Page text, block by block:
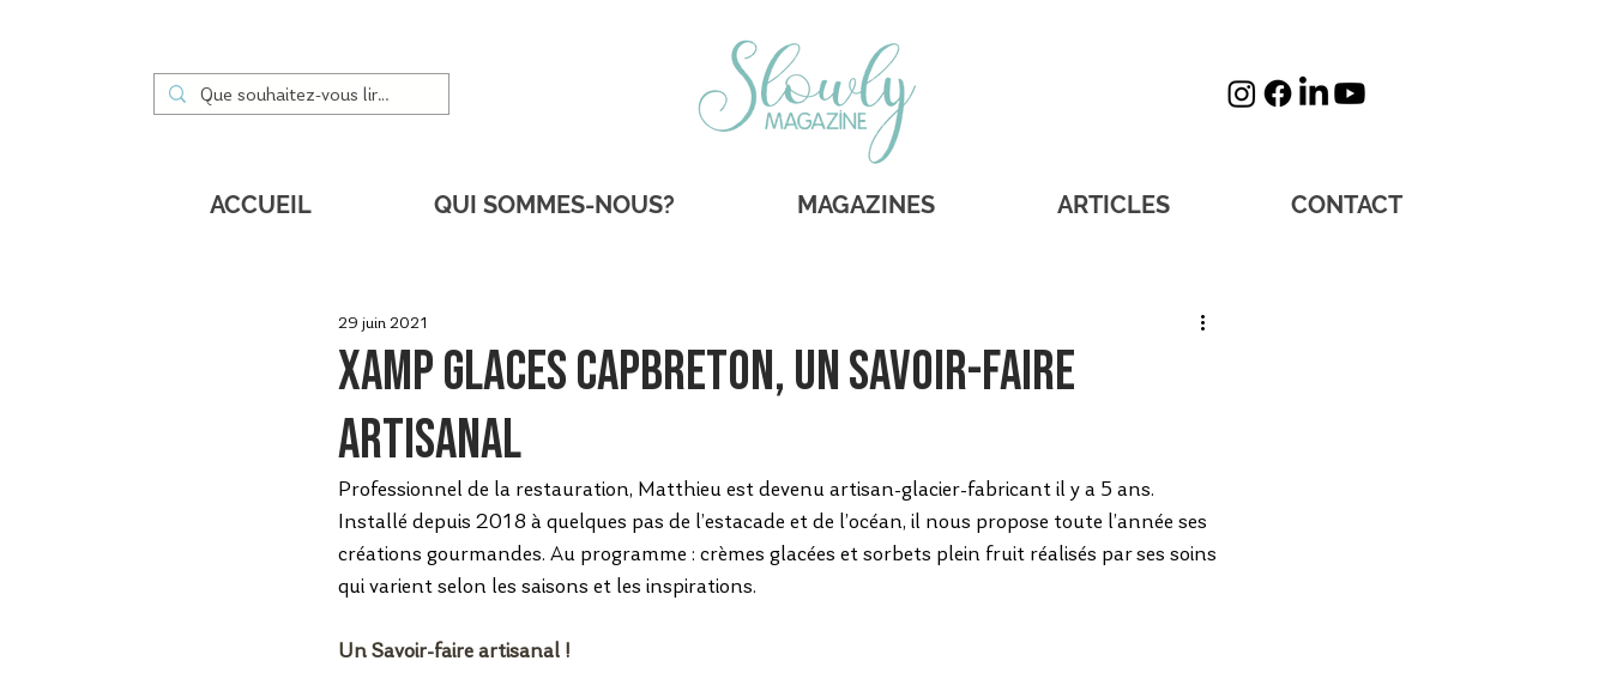
ACCUEIL QUI SOMMES-NOUS? MAGAZINES ARTICLES CONTACT
Xamp glaces Capbreton, un savoir-faire
artisanal
29 juin 2021
Professionnel de la restauration, Matthieu est devenu artisan-glacier-fabricant il y a 5 ans.
Installé depuis 2018 à quelques pas de l’estacade et de l’océan, il nous propose toute l’année ses
créations gourmandes. Au programme : crèmes glacées et sorbets plein fruit réalisés par ses soins
qui varient selon les saisons et les inspirations.
Un Savoir-faire artisanal !